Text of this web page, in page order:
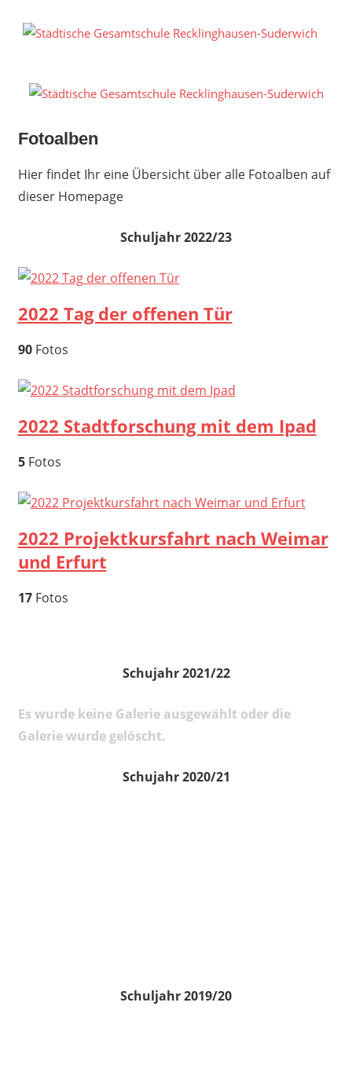
Inhalt
Fotoalben
Hier findet Ihr eine Übersicht über alle Fotoalben auf
dieser Homepage
Schuljahr 2022/23
2022 Tag der offenen Tür
90Fotos
2022 Stadtforschung mit dem Ipad
5Fotos
2022 Projektkursfahrt nach Weimar
und Erfurt
17Fotos
Schujahr 2021/22
Es wurde keine Galerie ausgewählt oder die
Galerie wurde gelöscht.
Schujahr 2020/21
Schuljahr 2019/20